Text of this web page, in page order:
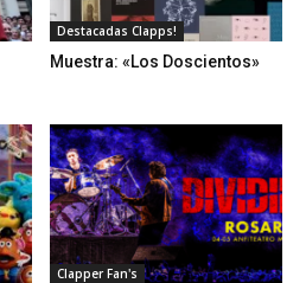
Destacadas Clapps!
Muestra: «Los Doscientos»
Clapper Fan's